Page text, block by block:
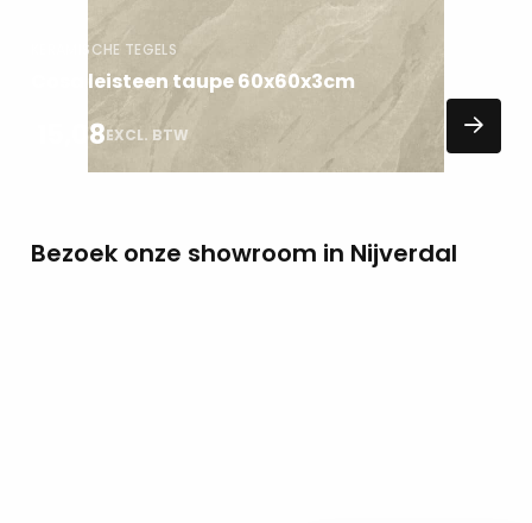
KERAMISCHE TEGELS
Cosa leisteen taupe 60x60x3cm
15,08EXCL. BTW
Bezoek onze showroom in Nijverdal